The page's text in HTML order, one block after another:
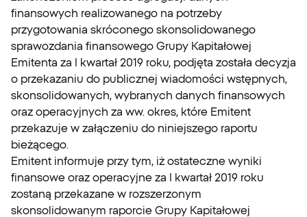
finansowych realizowanego na potrzeby
przygotowania skróconego skonsolidowanego
sprawozdania finansowego Grupy Kapitałowej
Emitenta za I kwartał 2019 roku, podjęta została decyzja
o przekazaniu do publicznej wiadomości wstępnych,
skonsolidowanych, wybranych danych finansowych
oraz operacyjnych za ww. okres, które Emitent
przekazuje w załączeniu do niniejszego raportu
bieżącego.
Emitent informuje przy tym, iż ostateczne wyniki
finansowe oraz operacyjne za I kwartał 2019 roku
zostaną przekazane w rozszerzonym
skonsolidowanym raporcie Grupy Kapitałowej